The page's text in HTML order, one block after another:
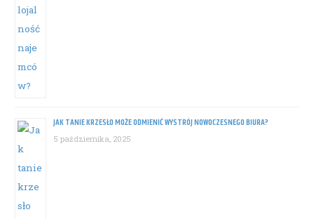
JAK TANIE KRZESŁO MOŻE ODMIENIĆ WYSTRÓJ NOWOCZESNEGO BIURA?
5 października, 2025